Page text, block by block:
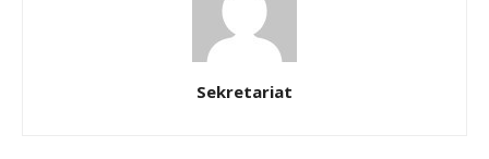
Sekretariat